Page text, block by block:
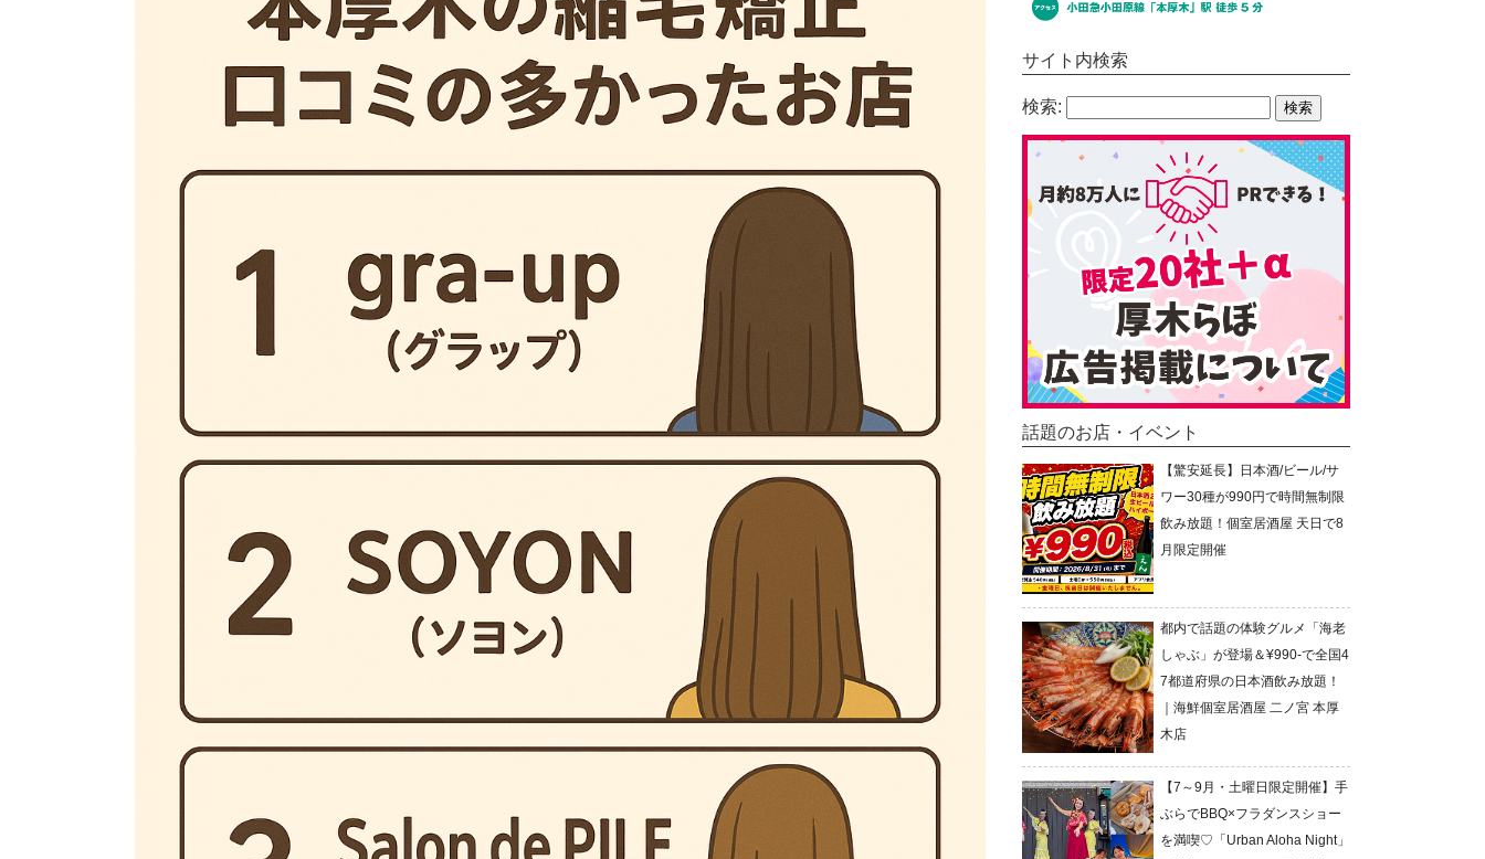
サイト内検索
検索:
話題のお店・イベント
【驚安延長】日本酒/ビール/サ
ワー30種が990円で時間無制限
飲み放題！個室居酒屋 天日で8
月限定開催
都内で話題の体験グルメ「海老
しゃぶ」が登場＆¥990-で全国4
7都道府県の日本酒飲み放題！
｜海鮮個室居酒屋 二ノ宮 本厚
木店
【7～9月・土曜日限定開催】手
ぶらでBBQ×フラダンスショー
を満喫♡「Urban Aloha Night」